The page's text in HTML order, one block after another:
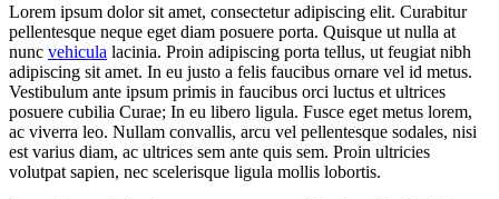
Lorem ipsum dolor sit amet, consectetur adipiscing elit. Curabitur
pellentesque neque eget diam posuere porta. Quisque ut nulla at
nunc vehicula lacinia. Proin adipiscing porta tellus, ut feugiat nibh
adipiscing sit amet. In eu justo a felis faucibus ornare vel id metus.
Vestibulum ante ipsum primis in faucibus orci luctus et ultrices
posuere cubilia Curae; In eu libero ligula. Fusce eget metus lorem,
ac viverra leo. Nullam convallis, arcu vel pellentesque sodales, nisi
est varius diam, ac ultrices sem ante quis sem. Proin ultricies
volutpat sapien, nec scelerisque ligula mollis lobortis.